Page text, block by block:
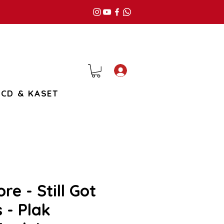
CD & KASET
- Still Got
- Plak